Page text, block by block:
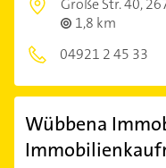
Große Str. 40,
1,8 km
04921 2 45 33
Wübbena